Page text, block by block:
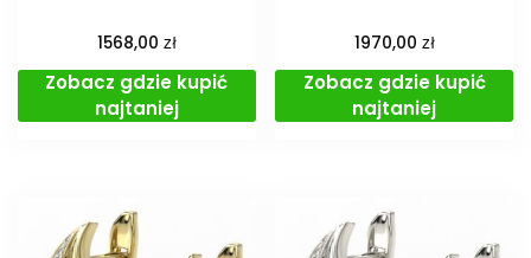
1568,00 zł
Zobacz gdzie kupić
najtaniej
1970,00 zł
Zobacz gdzie kupić
najtaniej